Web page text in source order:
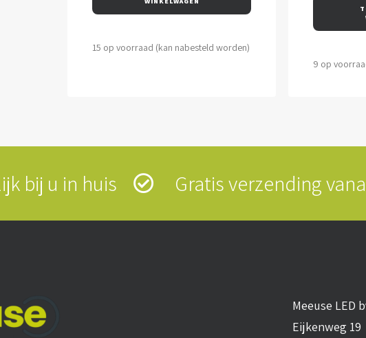
15 op voorraad (kan nabesteld worden)
9 op
bij u in huis Gratis verzending
Meeuse LED
Eijkenweg 19